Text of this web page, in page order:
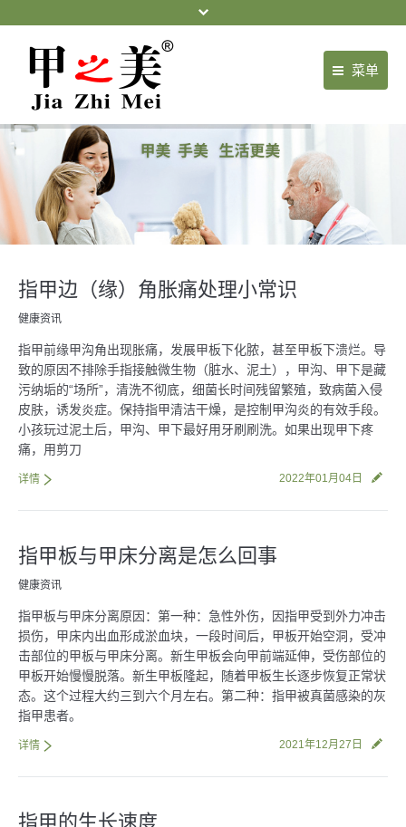
菜单
首页
产品中心
门店展示
新闻中心
常见案例
项目合作
联系我们
指甲边（缘）角胀痛处理小常识
健康资讯
指甲前缘甲沟角出现胀痛，发展甲板下化脓，甚至甲板下溃烂。导
致的原因不排除手指接触微生物（脏水、泥土），甲沟、甲下是藏
污纳垢的“场所”，清洗不彻底，细菌长时间残留繁殖，致病菌入侵
皮肤，诱发炎症。保持指甲清洁干燥，是控制甲沟炎的有效手段。
小孩玩过泥土后，甲沟、甲下最好用牙刷刷洗。如果出现甲下疼
痛，用剪刀
2022年01月04日
详情
指甲板与甲床分离是怎么回事
健康资讯
指甲板与甲床分离原因：第一种：急性外伤，因指甲受到外力冲击
损伤，甲床内出血形成淤血块，一段时间后，甲板开始空洞，受冲
击部位的甲板与甲床分离。新生甲板会向甲前端延伸，受伤部位的
甲板开始慢慢脱落。新生甲板隆起，随着甲板生长逐步恢复正常状
态。这个过程大约三到六个月左右。第二种：指甲被真菌感染的灰
指甲患者。
2021年12月27日
详情
指甲的生长速度